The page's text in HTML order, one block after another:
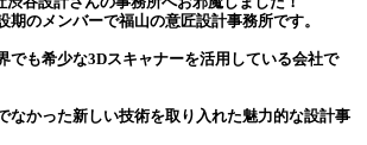
期のメンバーで福山の意匠設計事務所です。
でも希少な3Dスキャナーを活用している会社で
なかった新しい技術を取り入れた魅力的な設計事